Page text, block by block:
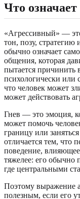
Что
«Агрессивный» —
тон, позу, стратегию
обычно означает
общения, которая
пытается причинить
психологически или
что человек может
может действовать
Гнев — это эмоция,
может помочь
границу или
отличается тем, что
поведение,
тяжелее: его
где центральными
Поэтому выражение
полезным, если его